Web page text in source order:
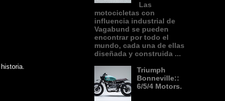
Las
motocicletas con
influencia industrial de
Vagabund se pueden
encontrar por todo el
mundo, cada una de ellas
diseñada y construida ...
Triumph
Bonneville::
6/5/4 Motors.